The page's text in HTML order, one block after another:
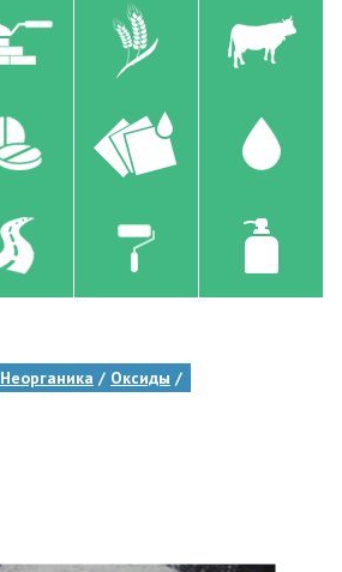
Неорганика Оксиды